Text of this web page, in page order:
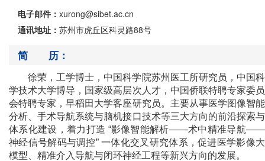
电子邮件： xurong@sibet.ac.cn
通讯地址： 苏州市虎丘区科灵路88号
简 历：
徐荣，工学博士，中国科学院苏州医工所研究员，中国科
学技术大学博导，国家级高层次人才，中国侨联特聘专家委员
会特聘专家，早稻田大学客座研究员。主要从事医学图像智能
分析、手术导航系统与脑机接口技术等三大方向的前沿探索与
体系化建设，着力打造 “影像智能解析——术中精准导航——
神经信号解码与调控” 一体化交叉研究体系，促进医学影像大
模型、精准介入导航与闭环神经工程等新兴方向的发展。